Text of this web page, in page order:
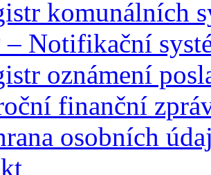
komunálních
– Notifikační
oznámení
finanční
osobních